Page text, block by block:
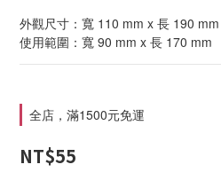
外觀尺寸：寬 110 mm x 長 190 mm
使用範圍：寬 90 mm x 長 170 mm
全店，滿1500元免運
NT$55